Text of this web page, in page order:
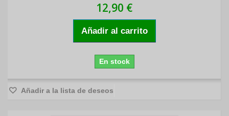
12,90 €
Añadir al carrito
En stock
Añadir a la lista de deseos